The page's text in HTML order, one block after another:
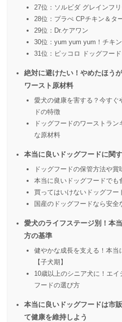
27位：ソルビダ グレインフ
28位：プラぺ CPチキン＆タ
29位：Dr.ケアワン
30位：yum yum yum！チキ
31位：ピッコロ ドッグフード
絶対に避けたい！やめたほう
ワースト原材料
愛犬の健康を害する？今すぐ
ドの特徴
ドッグフードのワーストラ
な原材料
本当に良いドッグフードに関
ドッグフードの保管方法や賞
本当に良いドッグフードでも
買ってはいけないドッグフー
国産のドッグフードなら安全
愛犬のライフステージ別！本
方の基準
健やかな成長を支える！本
【子犬期】
10歳以上のシニア犬に！エ
フードの選び方
本当に良いドッグフードは市
て健康を維持しよう